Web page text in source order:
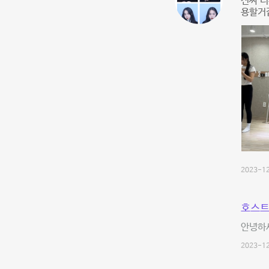
용할
2023-
호스
안녕하
2023-